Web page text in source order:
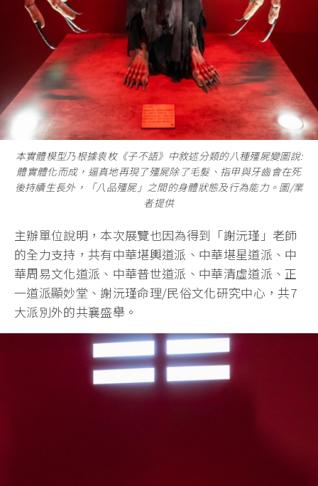
本實體模型乃根據袁枚《子不語》中敘述分類的八種殭屍變圖說:
體實體化而成，逼真地再現了殭屍除了毛髮、指甲與牙齒會在死
後持續生長外，「八品殭屍」之間的身體狀態及行為能力。圖/業
者提供
主辦單位說明，本次展覽也因為得到「謝沅瑾」老師
的全力支持，共有中華堪輿道派、中華堪星道派、中
華周易文化道派、中華普世道派、中華清虛道派、正
一道派顯妙堂、謝沅瑾命理/民俗文化研究中心，共7
大派別外的共襄盛舉。